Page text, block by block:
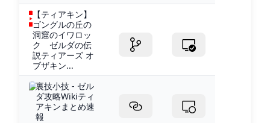
【ティアキン】
ゴングルの丘の
洞窟のイワロッ
ク ゼルダの伝
説ティアーズ オ
ブザキン...
裏技小技 - ゼル
ダ攻略Wikiティ
アキンまとめ速
報